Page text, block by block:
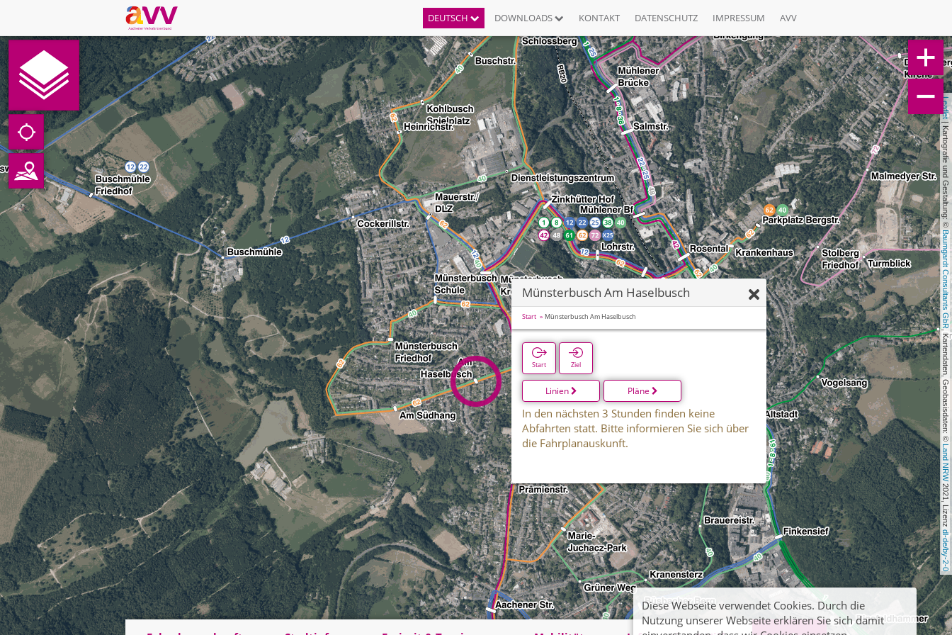
DEUTSCH DOWNLOADS KONTAKT DATENSCHUTZ IMPRESSUM AVV
Leaflet
| Kartografie und Gestaltung: ©
Baumgardt Consultants GbR
, Kartendaten, Geobasisdaten: ©
Land NRW
2021, Lizenz
dl-de/by-2-0
Münsterbusch Am Haselbusch
Start Münsterbusch Am Haselbusch
Start Ziel
Linien Pläne
In den nächsten 3 Stunden finden keine
Abfahrten statt. Bitte informieren Sie sich über
die Fahrplanauskunft.
Diese Webseite verwendet Cookies. Durch die
Nutzung unserer Webseite erklären Sie sich damit